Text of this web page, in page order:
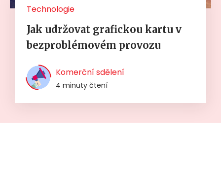
Technologie
Jak udržovat grafickou kartu v
bezproblémovém provozu
Komerční sdělení
4 minuty čtení